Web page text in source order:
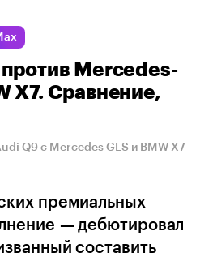
Mercedes-
X7. Сравнение,
Q9 с Mercedes GLS и BMW X7
премиальных
— дебютировал
составить